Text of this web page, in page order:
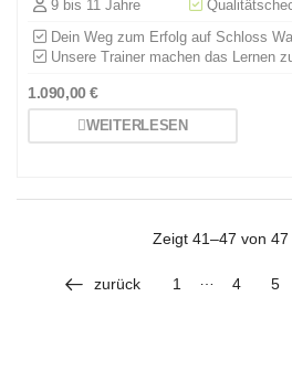
9 bis 11 Jahre
Dein Weg zum Erfolg auf Schloss
Unsere Trainer machen das Lernen
1.090,00€
WEITERLESEN
Zeigt 41–47 von 47
zurück 1 … 4 5